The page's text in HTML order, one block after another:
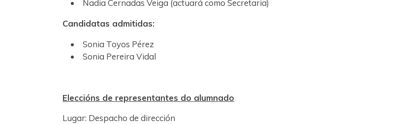
Nadia Cernadas Veiga (actuará como Secretaria)
Candidatas admitidas:
Sonia Toyos Pérez
Sonia Pereira Vidal
Eleccións de representantes do alumnado
Lugar: Despacho de dirección